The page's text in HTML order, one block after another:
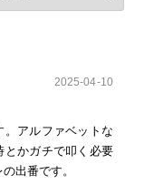
2025-04-10
。アルファベットな
とかガチで叩く必要
出番です。